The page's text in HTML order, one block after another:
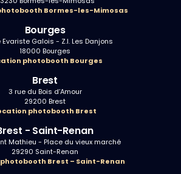
Bormes-les-Mimosas
Bourges
Evariste Galois - Z.I. Les Danjons
18000 Bourges
photobooth Bourges
Brest
3 rue du Bois d’Amour
29200 Brest
photobooth Brest
- Saint-Renan
Mathieu - Place du vieux marché
29290 Saint-Renan
Brest – Saint-Renan